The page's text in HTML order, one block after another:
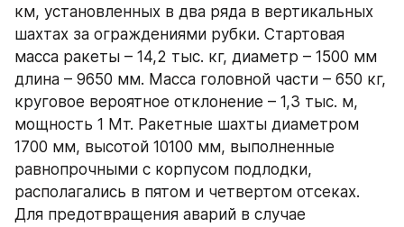
км, установленных в два ряда в вертикальных
шахтах за ограждениями рубки. Стартовая
масса ракеты – 14,2 тыс. кг, диаметр – 1500 мм
длина – 9650 мм. Масса головной части – 650 кг,
круговое вероятное отклонение – 1,3 тыс. м,
мощность 1 Мт. Ракетные шахты диаметром
1700 мм, высотой 10100 мм, выполненные
равнопрочными с корпусом подлодки,
располагались в пятом и четвертом отсеках.
Для предотвращения аварий в случае